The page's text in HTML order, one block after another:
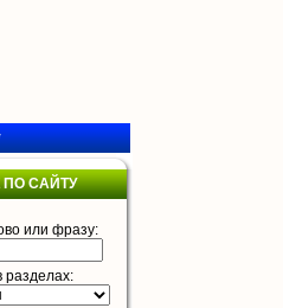
САЙТУ
или фразу:
разделах: